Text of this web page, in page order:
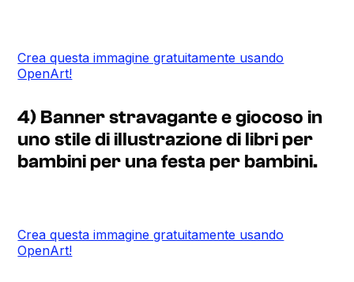
Crea questa immagine gratuitamente usando
OpenArt!
4) Banner stravagante e giocoso in
uno stile di illustrazione di libri per
bambini per una festa per bambini.
Crea questa immagine gratuitamente usando
OpenArt!